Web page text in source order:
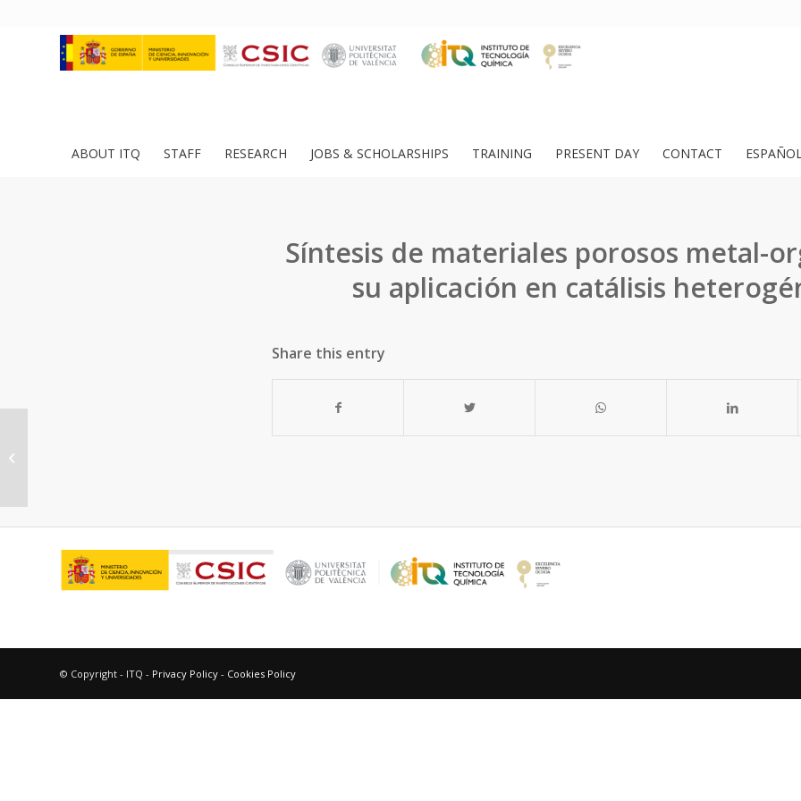
ABOUT ITQ STAFF RESEARCH JOBS & SCHOLARSHIPS TRAINING PRESENT DAY CONTACT
Síntesis de materiales porosos metal-
su aplicación en catálisis
Share this entry
© Copyright - ITQ - Privacy Policy - Cookies Policy